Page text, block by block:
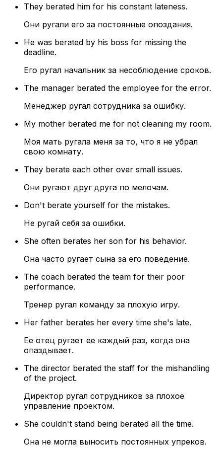
They berated him for his constant lateness.
Они ругали его за постоянные опоздания.
He was berated by his boss for missing the
deadline.
Его ругал начальник за несоблюдение сроков.
The manager berated the employee for the error.
Менеджер ругал сотрудника за ошибку.
My mother berated me for not cleaning my room.
Моя мать ругала меня за то, что я не убрал
свою комнату.
They berate each other over small issues.
Они ругают друг друга по мелочам.
Don't berate yourself for the mistakes.
Не ругай себя за ошибки.
She often berates her son for his behavior.
Она часто ругает сына за его поведение.
The coach berated the team for their poor
performance.
Тренер ругал команду за плохую игру.
Her father berates her every time she's late.
Ее отец ругает ее каждый раз, когда она
опаздывает.
The director berated the staff for the mishandling
of the project.
Директор ругал сотрудников за плохое
управление проектом.
She couldn't stand being berated all the time.
Она не могла выносить постоянных упреков.